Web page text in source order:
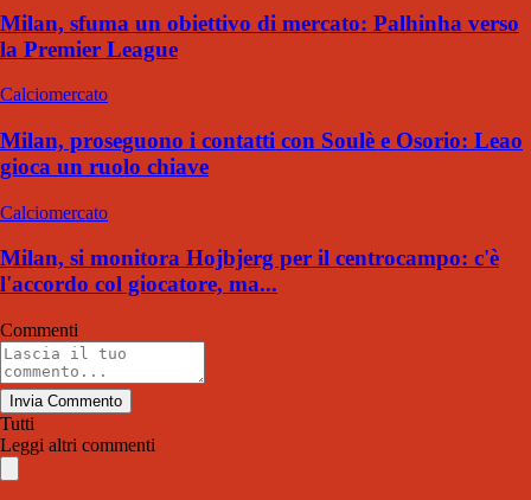
Milan, sfuma un obiettivo di mercato: Palhinha verso
la Premier League
Calciomercato
Milan, proseguono i contatti con Soulè e Osorio: Leao
gioca un ruolo chiave
Calciomercato
Milan, si monitora Hojbjerg per il centrocampo: c'è
l'accordo col giocatore, ma...
Commenti
Invia Commento
Tutti
Leggi altri commenti